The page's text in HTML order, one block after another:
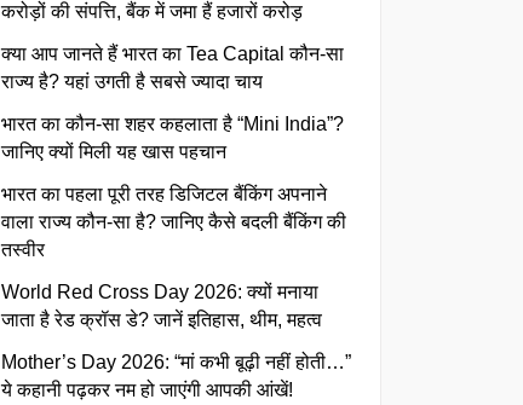
करोड़ों की संपत्ति, बैंक में जमा हैं हजारों करोड़
क्या आप जानते हैं भारत का Tea Capital कौन-सा
राज्य है? यहां उगती है सबसे ज्यादा चाय
भारत का कौन-सा शहर कहलाता है “Mini India”?
जानिए क्यों मिली यह खास पहचान
भारत का पहला पूरी तरह डिजिटल बैंकिंग अपनाने
वाला राज्य कौन-सा है? जानिए कैसे बदली बैंकिंग की
तस्वीर
World Red Cross Day 2026: क्यों मनाया
जाता है रेड क्रॉस डे? जानें इतिहास, थीम, महत्व
Mother’s Day 2026: “मां कभी बूढ़ी नहीं होती…”
ये कहानी पढ़कर नम हो जाएंगी आपकी आंखें!